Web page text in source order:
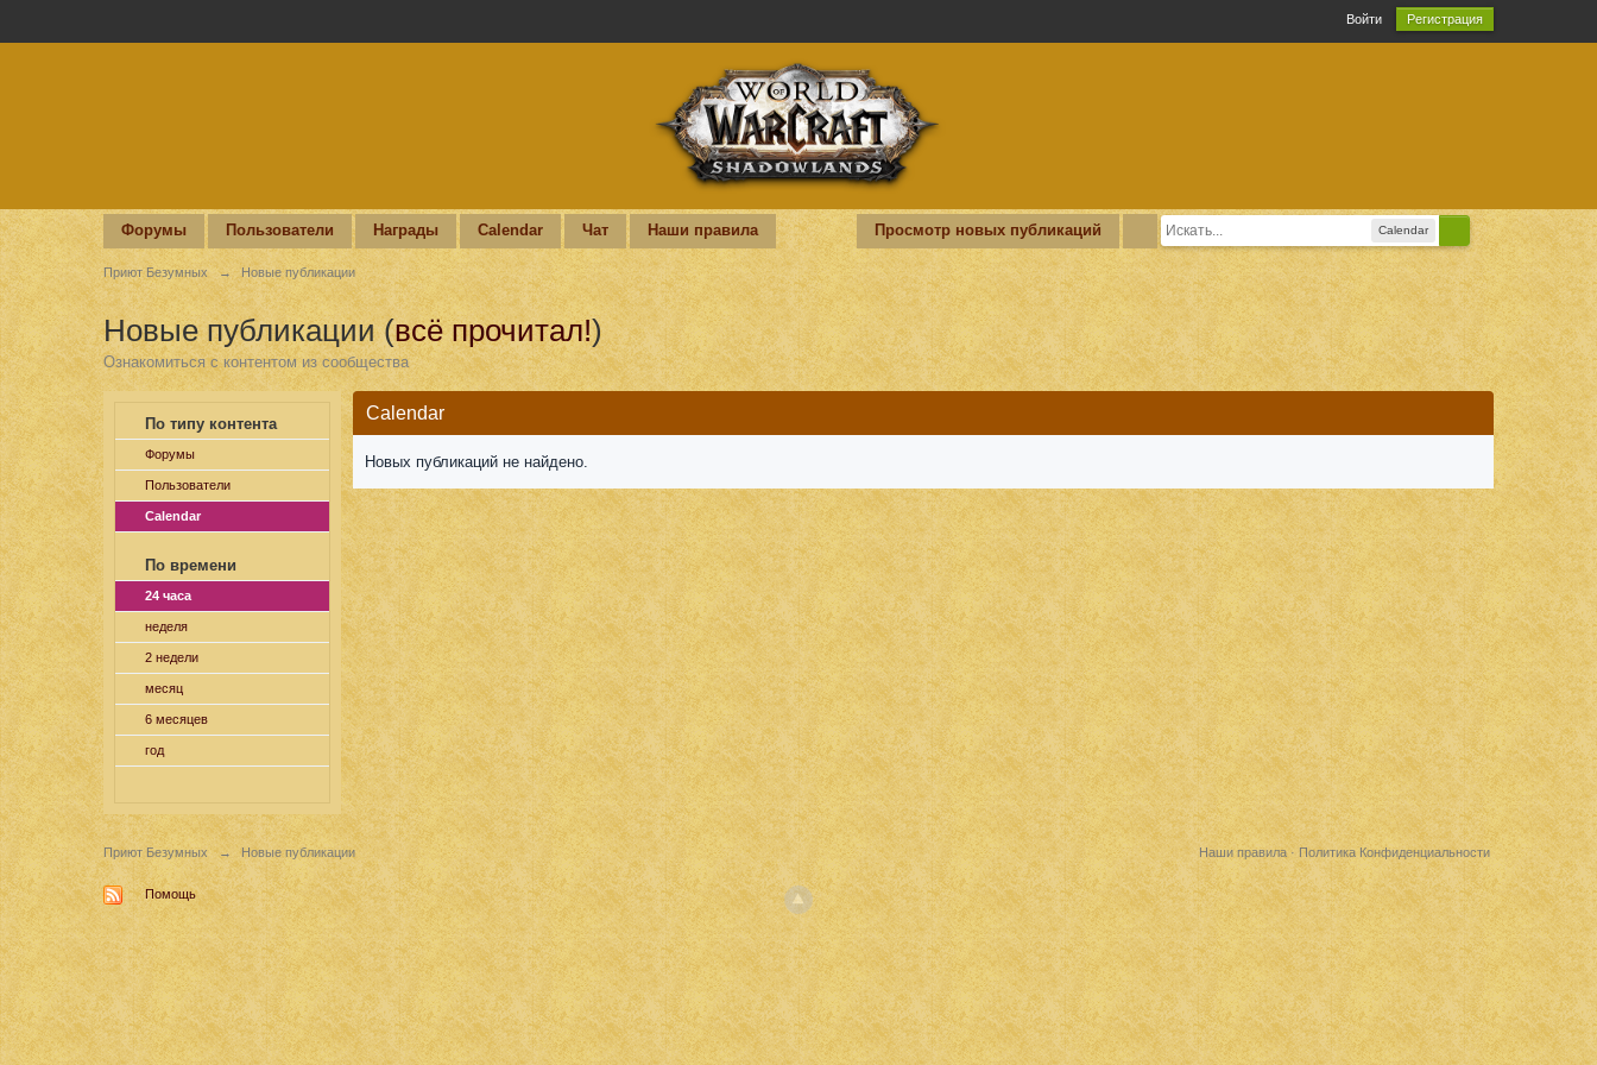
Войти Регистрация
Calendar
Просмотр новых публикаций
Форумы Пользователи Награды Calendar Чат Наши правила
Приют Безумных → Новые публикации
Новые публикации (всё прочитал!)
Ознакомиться с контентом из сообщества
По типу контента
Форумы
Пользователи
Calendar
По времени
24 часа
неделя
2 недели
месяц
6 месяцев
год
Calendar
Новых публикаций не найдено.
Приют Безумных → Новые публикации Политика Конфиденциальности
Наши правила·
Помощь